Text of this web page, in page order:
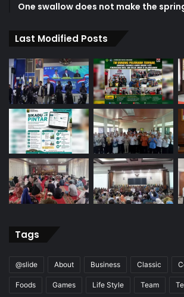
One swallow does not make the
Last Modified Posts
Tags
@slide About Business Classic
Foods Games Life Style Team